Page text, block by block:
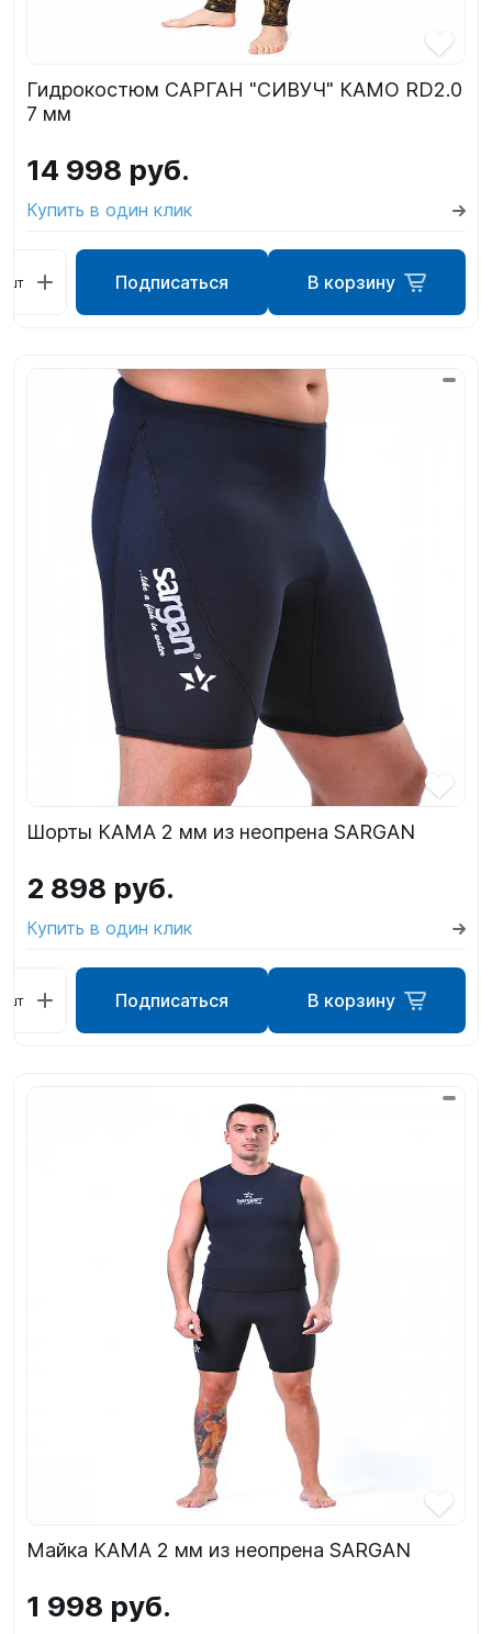
Гидрокостюм САРГАН "СИВУЧ" КАМО RD2.0
7 мм
14 998 руб.
Купить в один клик
шт Подписаться В корзину
Шорты КАМА 2 мм из неопрена SARGAN
2 898 руб.
Купить в один клик
шт Подписаться В корзину
Майка КАМА 2 мм из неопрена SARGAN
1 998 руб.